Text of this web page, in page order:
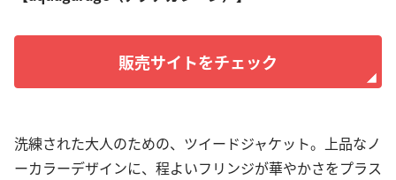
販売サイトをチェック
洗練された大人のための、ツイードジャケット。上品なノ
ーカラーデザインに、程よいフリンジが華やかさをプラス